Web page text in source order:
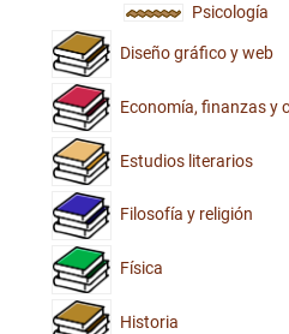
Psicología
Diseño gráfico y web
Economía, finanzas y
Estudios literarios
Filosofía y religión
Física
Historia